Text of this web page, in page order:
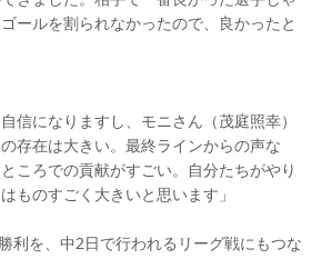
ールを割られなかったので、良かったと
信になりますし、モニさん（茂庭照幸）
存在は大きい。最終ラインからの声な
ころでの貢献がすごい。自分たちがやり
ものすごく大きいと思います」
利を、中2日で行われるリーグ戦にもつな